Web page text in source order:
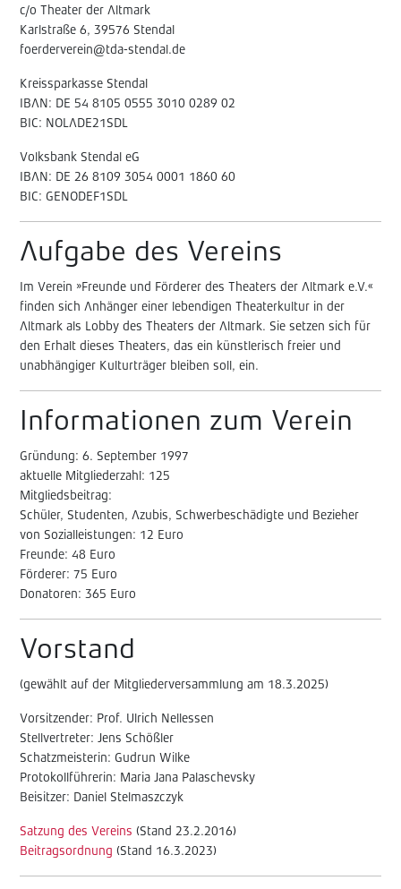
c/o Theater der Altmark
Karlstraße 6, 39576 Stendal
foerderverein@tda-stendal.de
Kreissparkasse Stendal
IBAN: DE 54 8105 0555 3010 0289 02
BIC: NOLADE21SDL
Volksbank Stendal eG
IBAN: DE 26 8109 3054 0001 1860 60
BIC: GENODEF1SDL
Aufgabe des Vereins
Im Verein »Freunde und Förderer des Theaters der Altmark e.V.«
finden sich Anhänger einer lebendigen Theaterkultur in der
Altmark als Lobby des Theaters der Altmark. Sie setzen sich für
den Erhalt dieses Theaters, das ein künstlerisch freier und
unabhängiger Kulturträger bleiben soll, ein.
Informationen zum Verein
Gründung: 6. September 1997
aktuelle Mitgliederzahl: 125
Mitgliedsbeitrag:
Schüler, Studenten, Azubis, Schwerbeschädigte und Bezieher
von Sozialleistungen: 12 Euro
Freunde: 48 Euro
Förderer: 75 Euro
Donatoren: 365 Euro
Vorstand
(gewählt auf der Mitgliederversammlung am 18.3.2025)
Vorsitzender: Prof. Ulrich Nellessen
Stellvertreter: Jens Schößler
Schatzmeisterin: Gudrun Wilke
Protokollführerin: Maria Jana Palaschevsky
Beisitzer: Daniel Stelmaszczyk
Satzung des Vereins(Stand 23.2.2016)
Beitragsordnung (Stand 16.3.2023)